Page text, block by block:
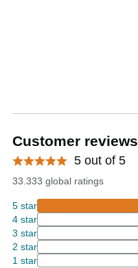
Customer reviews
5 out of 5
33.333 global ratings
5 star
4 star
3 star
2 star
1 star